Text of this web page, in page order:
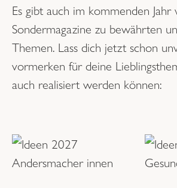
Es gibt auch im kommenden
Sondermagazine zu bewährten
Themen. Lass dich jetzt schon
vormerken für deine
auch realisiert werden können: